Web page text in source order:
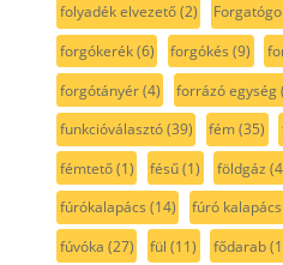
folyadék elvezető(2)
forgókerék(6) forgókés (9)
forgótányér(4) forrázó egység
funkcióválasztó(39) fém(35)
fémtető(1) fésű(1) földgáz
fúrókalapács (14) fúró kalapács
fúvóka (27) fül (11) fődarab